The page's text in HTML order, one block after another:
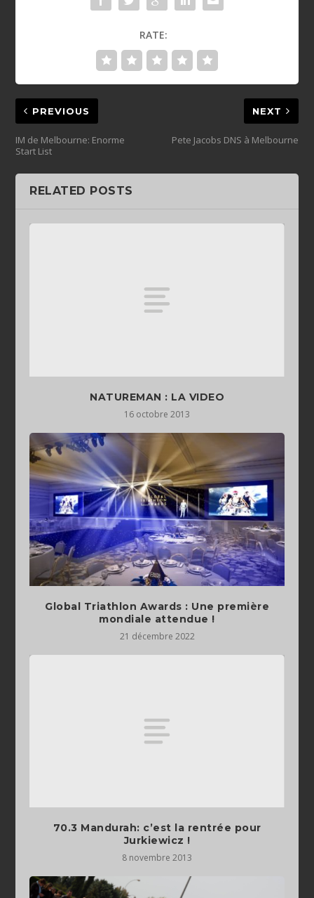
RATE:
PREVIOUS
IM de Melbourne: Enorme
Start List
NEXT
Pete Jacobs DNS à Melbourne
RELATED POSTS
NATUREMAN : LA VIDEO
16 octobre 2013
Global Triathlon Awards : Une première
mondiale attendue !
21 décembre 2022
70.3 Mandurah: c’est la rentrée pour
Jurkiewicz !
8 novembre 2013